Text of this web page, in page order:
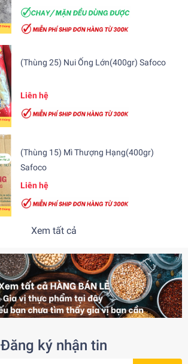
(Thùng 25) Nui Ống Lớn(400gr) Safoco
Liên hệ
(Thùng 15) Mì Thượng Hạng(400gr)
Safoco
Liên hệ
Xem tất cả
Đăng ký nhận tin